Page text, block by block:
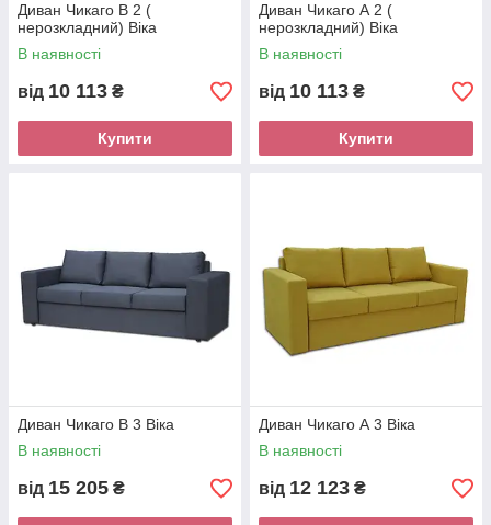
Диван Чикаго В 2 (
нерозкладний) Віка
В наявності
від 10 113 ₴
Купити
Диван Чикаго А 2 (
нерозкладний) Віка
В наявності
від 10 113 ₴
Купити
Диван Чикаго В 3 Віка
В наявності
від 15 205 ₴
Диван Чикаго А 3 Віка
В наявності
від 12 123 ₴